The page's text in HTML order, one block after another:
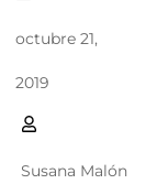
octubre 21,
2019
Susana Malón